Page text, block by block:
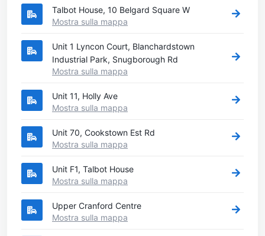
Talbot House, 10 Belgard Square W
Mostra sulla mappa
Unit 1 Lyncon Court, Blanchardstown
Industrial Park, Snugborough Rd
Mostra sulla mappa
Unit 11, Holly Ave
Mostra sulla mappa
Unit 70, Cookstown Est Rd
Mostra sulla mappa
Unit F1, Talbot House
Mostra sulla mappa
Upper Cranford Centre
Mostra sulla mappa